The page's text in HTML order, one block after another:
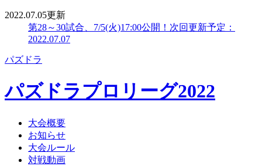
2022.07.05更新
第28～30試合、7/5(火)17:00公開！ 次回更新予定：
2022.07.07
パズドラ
パズドラプロリーグ2022
大会概要
お知らせ
大会ルール
対戦動画